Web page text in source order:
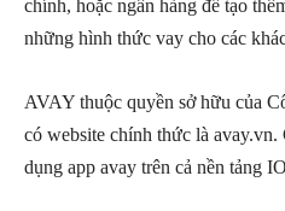
chính, hoặc ngân hàng để tạo
những hình thức vay cho các
AVAY thuộc quyền sở hữu của
có website chính thức là avay.vn.
dụng app avay trên cả nền tảng